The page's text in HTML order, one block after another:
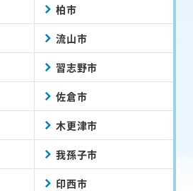
柏市
流山市
習志野市
佐倉市
木更津市
我孫子市
印西市